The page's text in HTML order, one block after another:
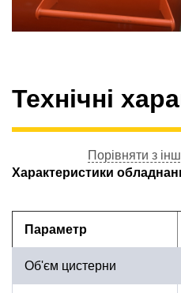
Технічні
Порівняти з
Характеристики
Параметр
Об'єм цистерни